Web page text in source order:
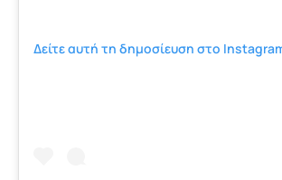
Δείτε αυτή τη δημοσίευση στο